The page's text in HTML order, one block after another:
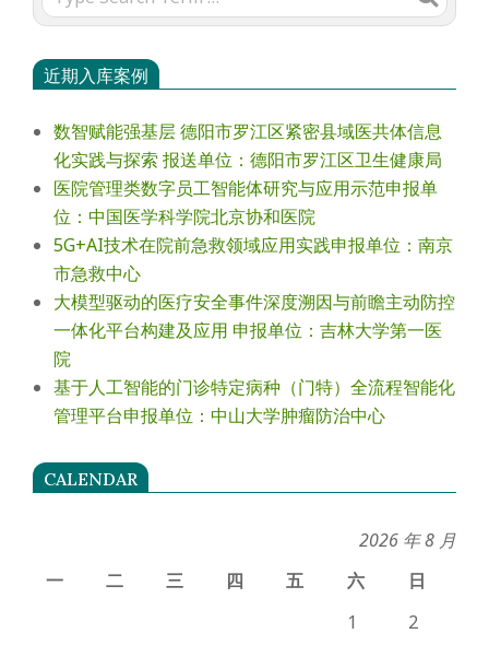
近期入库案例
数智赋能强基层 德阳市罗江区紧密县域医共体信息
化实践与探索 报送单位：德阳市罗江区卫生健康局
医院管理类数字员工智能体研究与应用示范申报单
位：中国医学科学院北京协和医院
5G+AI技术在院前急救领域应用实践申报单位：南京
市急救中心
大模型驱动的医疗安全事件深度溯因与前瞻主动防控
一体化平台构建及应用 申报单位：吉林大学第一医
院
基于人工智能的门诊特定病种（门特）全流程智能化
管理平台申报单位：中山大学肿瘤防治中心
CALENDAR
2026 年 8 月
一
二 三 四 五 六
日
1
2